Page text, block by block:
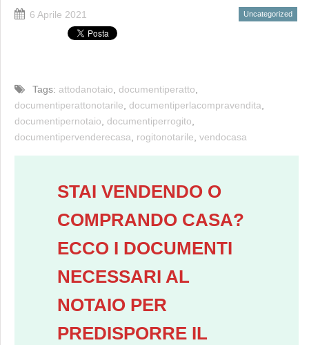
6 Aprile 2021 Uncategorized
Tags: attodanotaio documentiperatto
documentiperattonotarile documentiperlacompravendita
documentipernotaio documentiperrogito
documentipervenderecasa
rogitonotarile vendocasa
STAI VENDENDO O
COMPRANDO CASA?
ECCO I DOCUMENTI
NECESSARI AL
NOTAIO PER
PREDISPORRE IL